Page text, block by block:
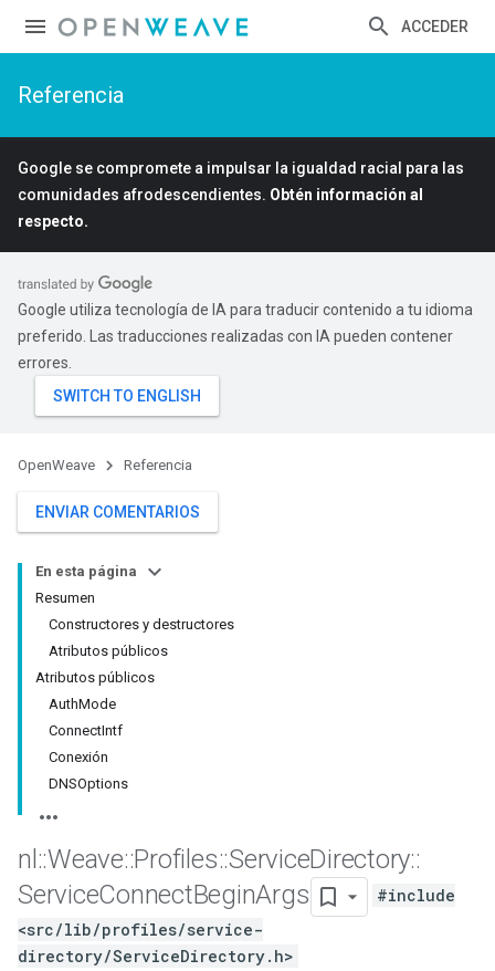
ACCEDER
Referencia
Google se compromete a impulsar la igualdad racial para las
comunidades afrodescendientes. Obtén información al
respecto.
Google utiliza tecnología de IA para traducir contenido a tu idioma
preferido. Las traducciones realizadas con IA pueden contener
errores.
OpenWeave Referencia
ENVIAR COMENTARIOS
En esta página
Resumen
Constructores y destructores
Atributos públicos
Atributos públicos
AuthMode
ConnectIntf
Conexión
DNSOptions
nl ::Weave::Profiles::ServiceDirectory::
ServiceConnectBeginArgs
#include
<src/lib/profiles/service-
directory/ServiceDirectory.h>